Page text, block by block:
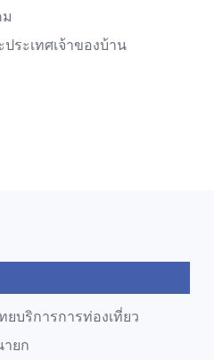
ระเทศเจ้าของบ้าน
ยบริการการท่องเที่ยว
ายก